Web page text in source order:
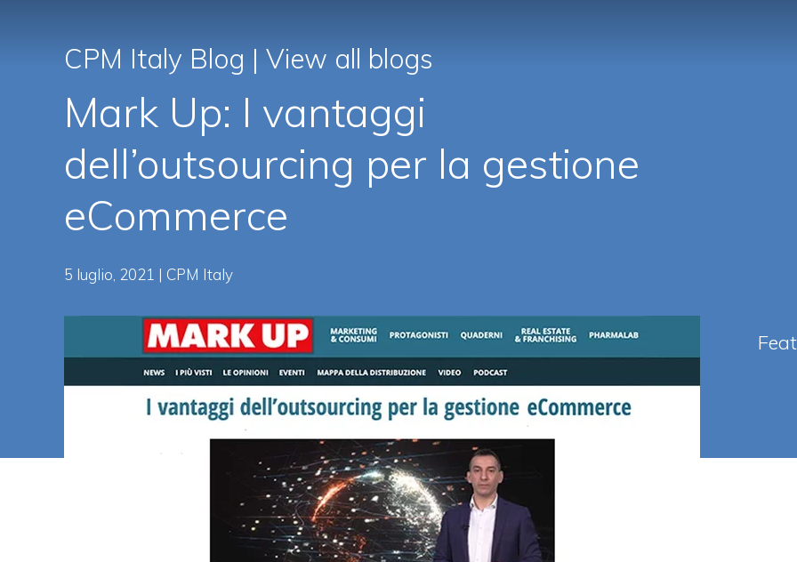
CPM Italy Blog | View all blogs
Mark Up: I vantaggi
dell’outsourcing per la gestione
eCommerce
5 luglio, 2021 | CPM Italy